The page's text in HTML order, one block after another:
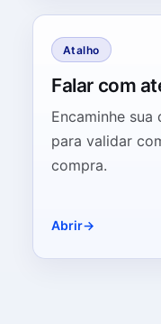
Atalho
Falar com
Encaminhe
para validar
compra.
Abrir